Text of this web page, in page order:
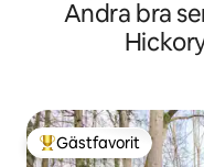
Andra bra
Populär gästfavorit
Gästfavorit